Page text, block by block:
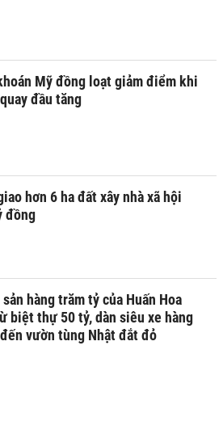
Mỹ đồng loạt giảm điểm khi
đầu tăng
hơn 6 ha đất xây nhà xã hội
đồng
hàng trăm tỷ của Huấn Hoa
biệt thự 50 tỷ, dàn siêu xe hàng
vườn tùng Nhật đắt đỏ